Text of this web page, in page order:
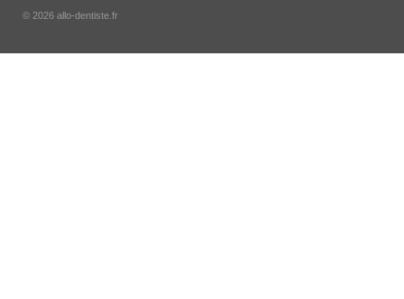
© 2026 allo-dentiste.fr